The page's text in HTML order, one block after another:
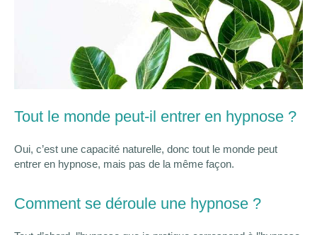
Tout le monde peut-il entrer en hypnose ?
Oui, c’est une capacité naturelle, donc tout le monde peut
entrer en hypnose, mais pas de la même façon.
Comment se déroule une hypnose ?